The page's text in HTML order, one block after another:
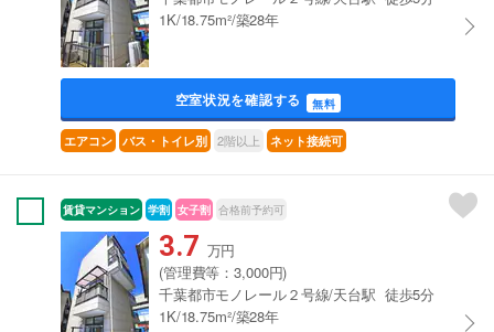
1K/18.75m²/築28年
空室状況を確認する 無料
エアコン バス・トイレ別 2階以上 ネット接続可
賃貸マンション 学割 女子割 合格前予約可
3.7 万円
(管理費等：3,000円)
千葉都市モノレール２号線/天台駅 徒歩5分
1K/18.75m²/築28年